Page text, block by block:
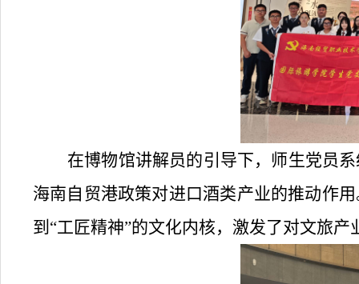
在博物馆讲解员的引导下，师生党员
海南自贸港政策对进口酒类产业的推动作
到 “工匠精神”的文化内核，激发了对文旅